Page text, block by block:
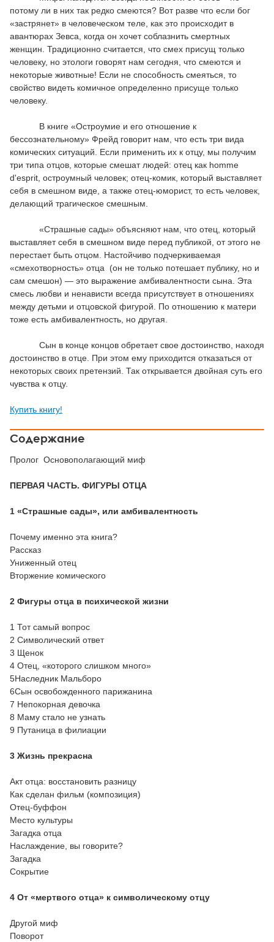
потому ли в них так редко смеются? Вот разве что если бог
«застрянет» в человеческом теле, как это происходит в
авантюрах Зевса, когда он хочет соблазнить смертных
женщин. Традиционно считается, что смех присущ только
человеку, но этологи говорят нам сегодня, что смеются и
некоторые животные! Если не способность смеяться, то
свойство видеть комичное определенно присуще только
человеку.
В книге «Остроумие и его отношение к
бессознательному» Фрейд говорит нам, что есть три вида
комических ситуаций. Если применить их к отцу, мы получим
три типа отцов, которые смешат людей: отец как homme
d'esprit, остроумный человек; отец-комик, который выставляет
себя в смешном виде, а также отец-юморист, то есть человек,
делающий трагическое смешным.
«Страшные сады» объясняют нам, что отец, который
выставляет себя в смешном виде перед публикой, от этого не
перестает быть отцом. Настойчиво подчеркиваемая
«смехотворность» отца (он не только потешает публику, но и
сам смешон) — это выражение амбивалентности сына. Эта
смесь любви и ненависти всегда присутствует в отношениях
между детьми и отцовской фигурой. По отношению к матери
тоже есть амбивалентность, но другая.
Сын в конце концов обретает свое достоинство, находя
достоинство в отце. При этом ему приходится отказаться от
некоторых своих претензий. Так открывается двойная суть его
чувства к отцу.
Купить книгу!
Содержание
Пролог Основополагающий миф
ПЕРВАЯ ЧАСТЬ. ФИГУРЫ ОТЦА
1 «Страшные сады», или амбивалентность
Почему именно эта книга?
Рассказ
Униженный отец
Вторжение комического
2 Фигуры отца в психической жизни
1 Тот самый вопрос
2 Символический ответ
3 Щенок
4 Отец, «которого слишком много»
5Наследник Мальборо
6Сын освобожденного парижанина
7 Непокорная девочка
8 Маму стало не узнать
9 Путаница в филиации
3 Жизнь прекрасна
Акт отца: восстановить разницу
Как сделан фильм (композиция)
Отец-буффон
Место культуры
Загадка отца
Наслаждение, вы говорите?
Загадка
Сокрытие
4 От «мертвого отца» к символическому отцу
Другой миф
Поворот